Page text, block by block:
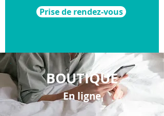
Prise de rendez-vous
BOUTIQUE
En ligne